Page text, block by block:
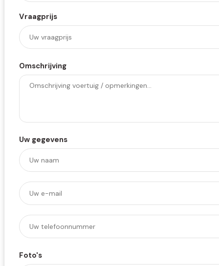
Vraagprijs
Omschrijving
Uw gegevens
Foto's